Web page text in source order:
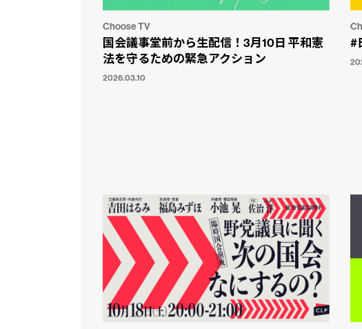
Choose TV
国会議事堂前から生配信！3月10日 平和憲
法を守るための緊急アクション
2026.03.10
#